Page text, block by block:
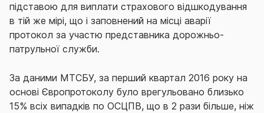
підставою для виплати страхового відшкодування
в тій же мірі, що і заповнений на місці аварії
протокол за участю представника дорожньо-
патрульної служби.
За даними МТСБУ, за перший квартал 2016 року на
основі Європротоколу було врегульовано близько
15% всіх випадків по ОСЦПВ, що в 2 рази більше, ніж